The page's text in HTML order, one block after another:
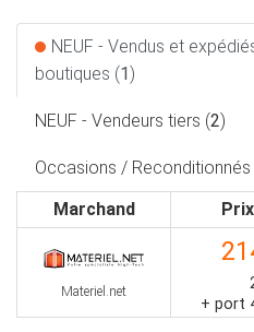
NEUF - Vendus et
boutiques (1)
NEUF - Vendeurs tiers (2)
Occasions / Reconditionnés
Marchand
Prix
Materiel.net
+ port